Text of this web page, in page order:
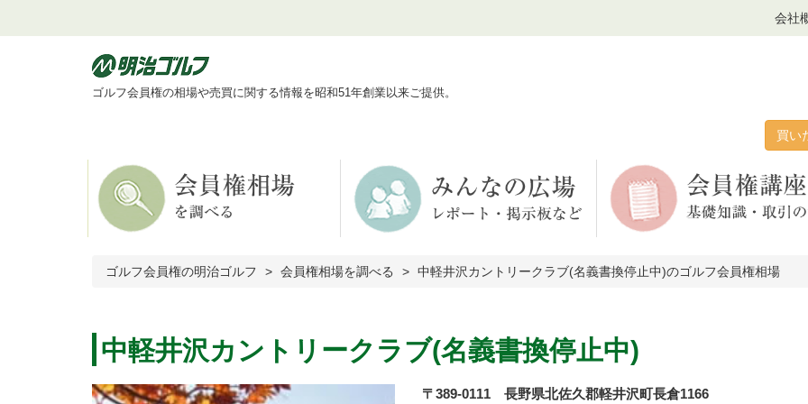
会社
ゴルフ会員権の相場や売買に関する情報を昭和51年創業以来ご提供。
買い
ゴルフ会員権の明治ゴルフ 会員権相場を調べる 中軽井沢カントリークラブ(名義書換停止中)のゴルフ会員権相場
中軽井沢カントリークラブ(名義書換停止中)
〒389-0111 長野県北佐久郡軽井沢町長倉1166